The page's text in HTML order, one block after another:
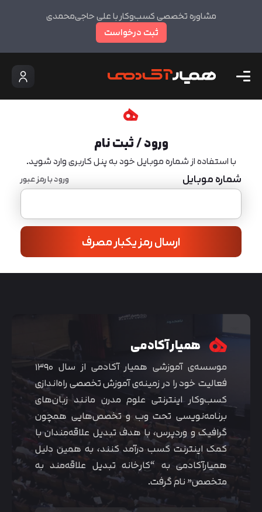
مشاوره تخصصی کسب‌وکار با علی حاجی‌محمدی
ثبت درخواست
ورود / ثبت نام
با استفاده از شماره موبایل خود به پنل کاربری وارد شوید.
شماره موبایل ورود با رمز عبور
ارسال رمز یکبار مصرف
همیار آکادمی
موسسه‌ی آموزشی همیار آکادمی از سال ۱۳۹۰
فعالیت خود را در زمینه‌ی آموزش تخصصی راه‌اندازی
کسب‌و‌کار اینترنتی علوم مدرن مانند زبان‌های
برنامه‌نویسی تحت وب و تخصص‌هایی همچون
گرافیک و وردپرس، با هدف تبدیل علاقه‌مندان با
کمک اینترنت کسب درآمد کنند، به همین دلیل
همیارآکادمی به “کارخانه تبدیل علاقه‌مند به
متخصص” نام گرفت.
متوجه شدم